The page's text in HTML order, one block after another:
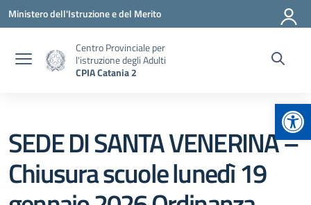
Vai ai contenuti
Vai al menu di navigazione
Vai al footer
Ministero dell'Istruzione e del Merito
Centro Provinciale per
l'istruzione degli Adulti
CPIA Catania 2
SEDE DI SANTA VENERINA –
Chiusura scuole lunedì 19